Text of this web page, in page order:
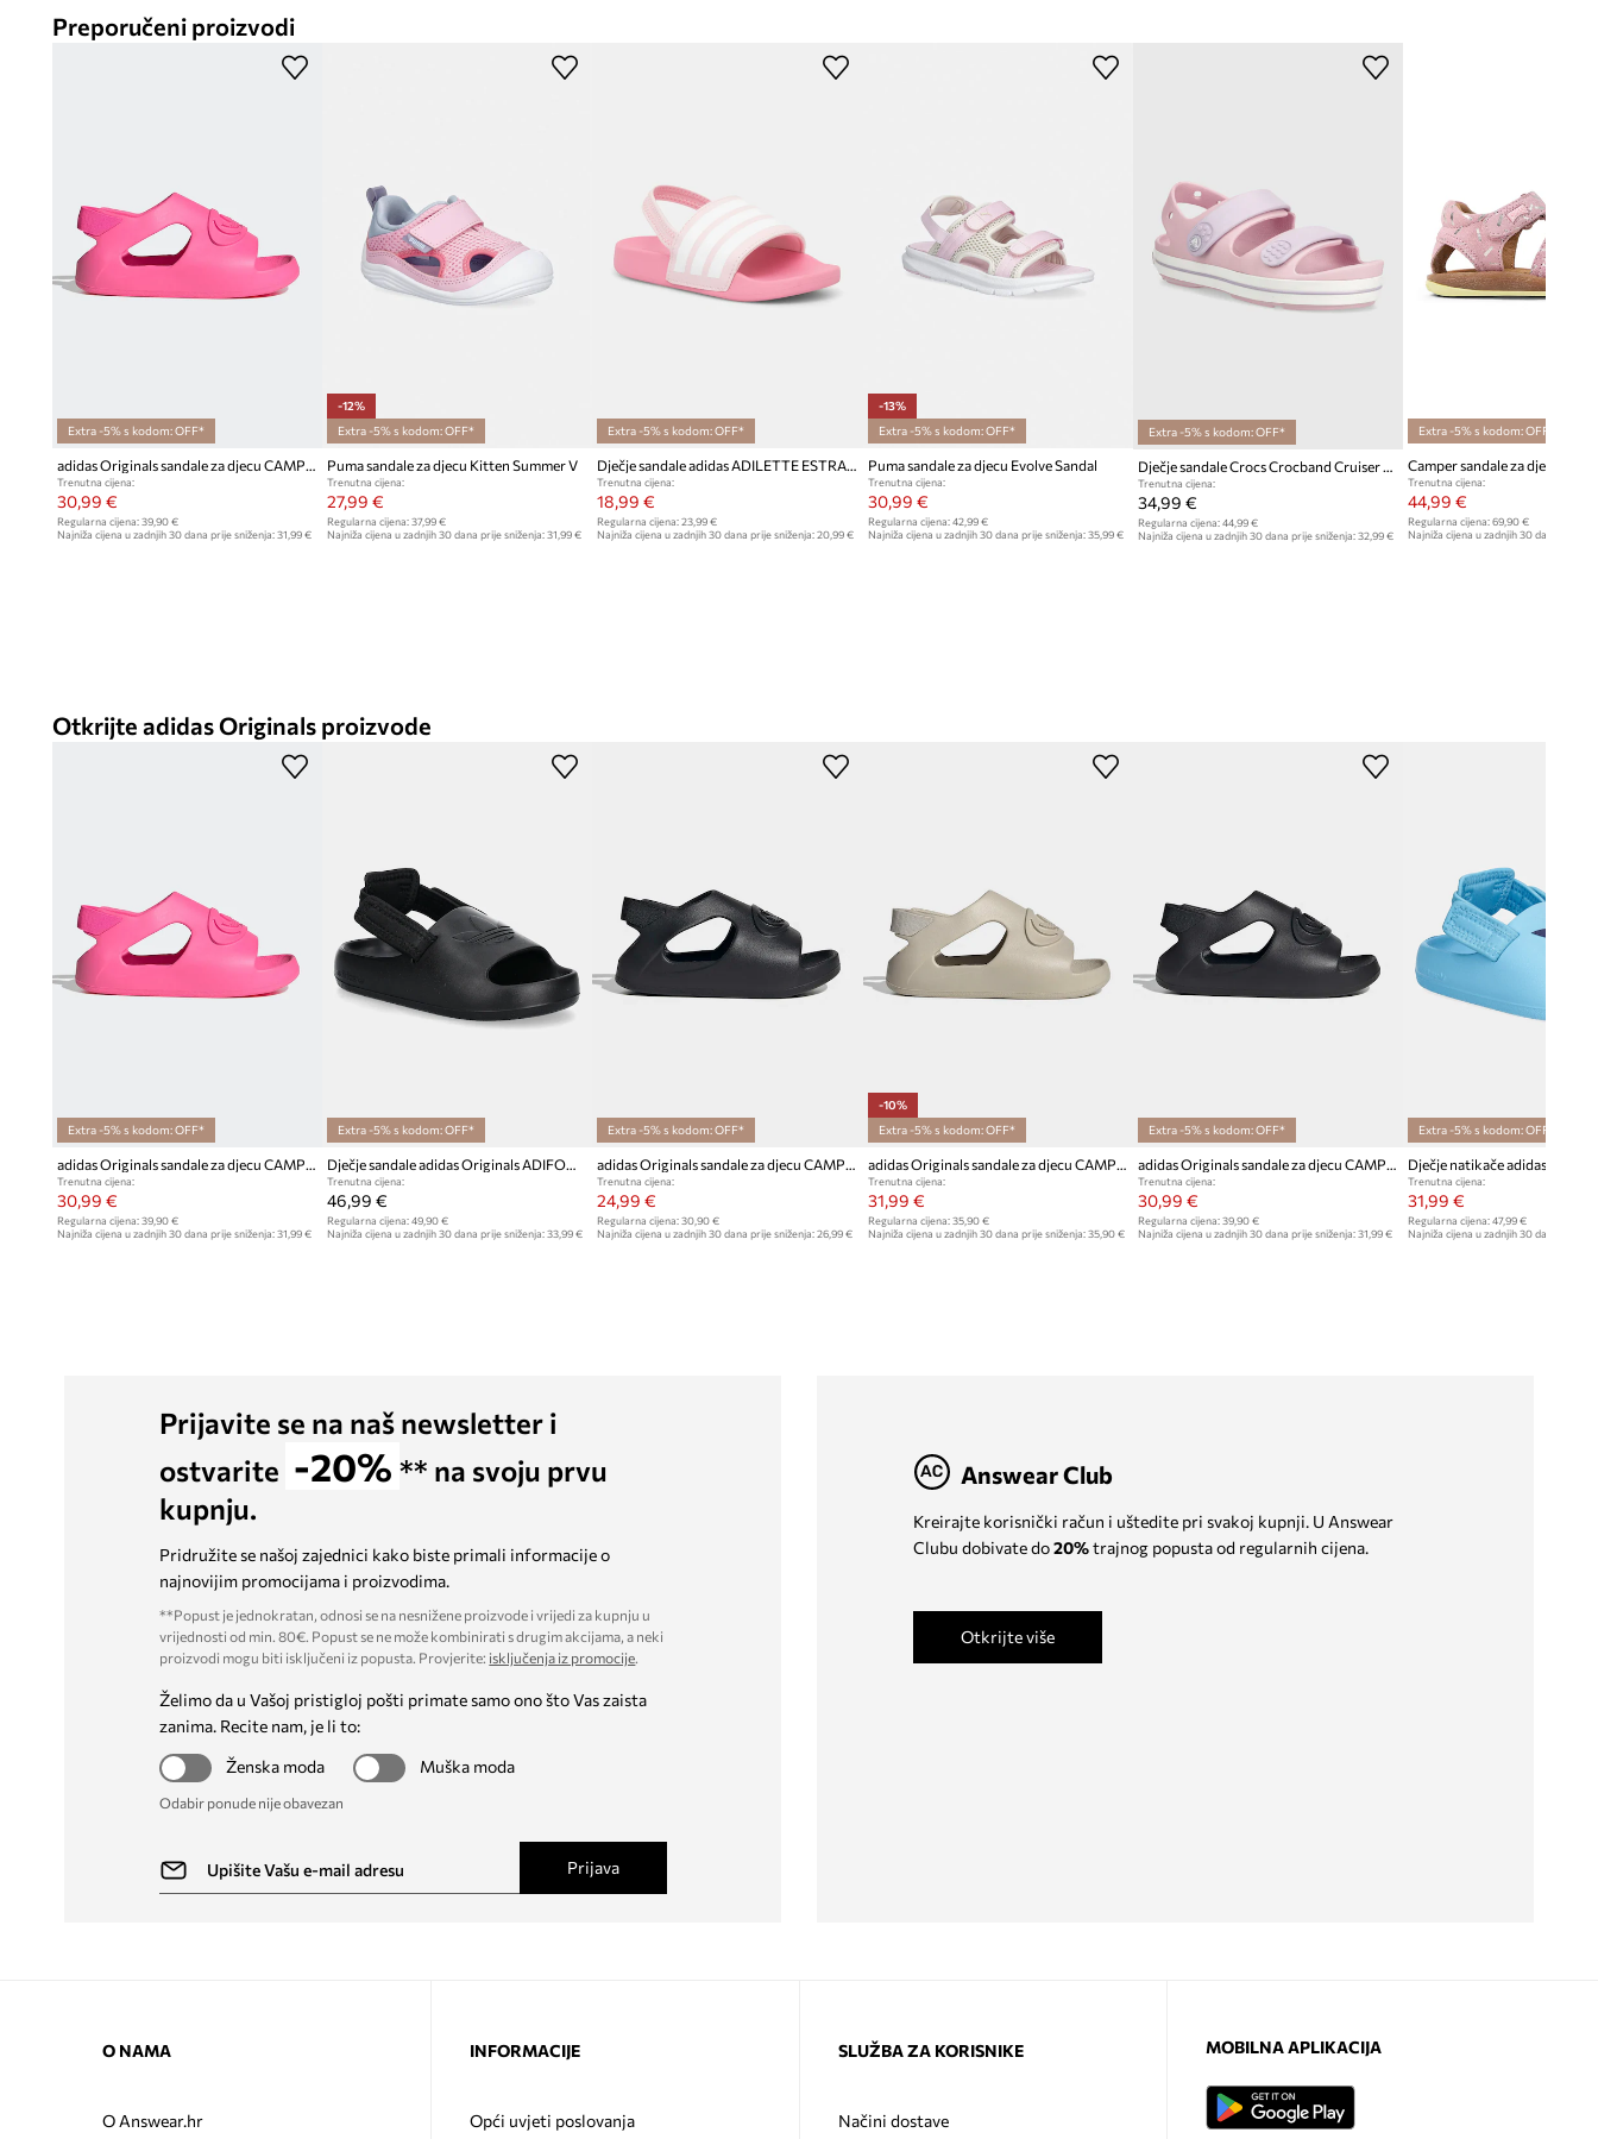
Potplat od pjene
– podupire udobnost stopala tijekom dugotrajnog nošenja
Unutrašnjost od sintetičkog materijala– podupire udobnost i nježna je prema
dječjoj koži
– olakšava obuvanje i prilagodbu malom stopalu
Proizvođač
Preporučeni proizvodi
Extra -5% s kodom: OFF*
Trenutna cijena:
30,99 €
Regularna cijena: 39,90 €
Najniža cijena u zadnjih 30 dana prije sniženja: 31,99 €
-12%
Extra -5% s kodom: OFF*
Puma sandale za djecu Kitten Summer V
Trenutna cijena:
27,99 €
Regularna cijena:37,99 €
Najniža cijena u zadnjih 30 dana prije sniženja:31,99 €
Extra -5% s kodom: OFF*
Trenutna cijena:
18,99 €
Regularna cijena: 23,99 €
Najniža cijena u zadnjih 30 dana prije sniženja: 20,99 €
-13%
Extra -5% s kodom: OFF*
Puma sandale za djecu Evolve Sandal
Trenutna cijena:
30,99 €
Regularna cijena: 42,99 €
Najniža cijena u zadnjih 30 dana prije sniženja: 35,99 €
Extra -5% s kodom: OFF*
Dječje sandale Crocs Crocband Cruiser Sandal
Trenutna cijena:
34,99 €
Regularna cijena:44,99 €
Najniža cijena u zadnjih 30 dana prije sniženja:32,99 €
Extra -5% s kodom: OFF*
Camper sandale za djecu od
Trenutna cijena:
44,99 €
Regularna cijena: 69,90 €
Najniža cijena u zadnjih 30 dana prije
Otkrijte adidas Originals proizvode
Extra -5% s kodom: OFF*
Trenutna cijena:
30,99 €
Regularna cijena: 39,90 €
Najniža cijena u zadnjih 30 dana prije sniženja: 31,99 €
Extra -5% s kodom: OFF*
Trenutna cijena:
46,99 €
Regularna cijena:49,90 €
Najniža cijena u zadnjih 30 dana prije sniženja:33,99 €
Extra -5% s kodom: OFF*
Trenutna cijena:
24,99 €
Regularna cijena: 30,90 €
Najniža cijena u zadnjih 30 dana prije sniženja: 26,99 €
-10%
Extra -5% s kodom: OFF*
Trenutna cijena:
31,99 €
Regularna cijena: 35,90 €
Najniža cijena u zadnjih 30 dana prije sniženja: 35,90 €
Extra -5% s kodom: OFF*
Trenutna cijena:
30,99 €
Regularna cijena:39,90 €
Najniža cijena u zadnjih 30 dana prije sniženja:31,99 €
Extra -5% s kodom: OFF*
Trenutna cijena:
31,99 €
Regularna cijena: 47,99 €
Najniža cijena u zadnjih 30 dana prije
Prijavite se na naš newsletter i
ostvarite -20% ** na svoju prvu
kupnju.
Pridružite se našoj zajednici kako biste primali informacije o
najnovijim promocijama i proizvodima.
**Popust je jednokratan, odnosi se na nesnižene proizvode i vrijedi za kupnju u
vrijednosti od min. 80€. Popust se ne može kombinirati s drugim akcijama, a neki
proizvodi mogu biti isključeni iz popusta. Provjerite: isključenja iz promocije.
Želimo da u Vašoj pristigloj pošti primate samo ono što Vas zaista
zanima. Recite nam, je li to:
Ženska moda
Muška moda
Odabir ponude nije obavezan
Prijava
Answear Club
Kreirajte korisnički račun i uštedite pri svakoj kupnji. U Answear
Clubu dobivate do20%trajnog popusta od regularnih cijena.
Otkrijte više
O NAMA
O Answear.hr
INFORMACIJE
Opći uvjeti poslovanja
SLUŽBA ZA KORISNIKE
Načini dostave
MOBILNA APLIKACIJA